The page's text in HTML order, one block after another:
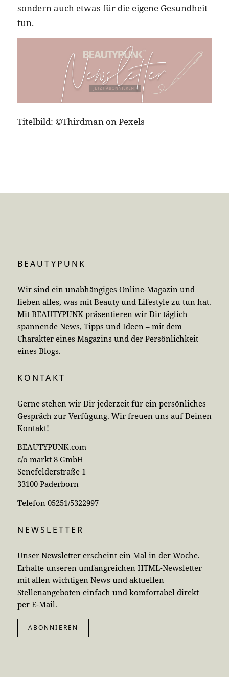
sondern auch etwas für die eigene Gesundheit
tun.
Titelbild: ©Thirdman on Pexels
BEAUTYPUNK
Wir sind ein unabhängiges Online-Magazin und
lieben alles, was mit Beauty und Lifestyle zu tun hat.
Mit BEAUTYPUNK präsentieren wir Dir täglich
spannende News, Tipps und Ideen – mit dem
Charakter eines Magazins und der Persönlichkeit
eines Blogs.
KONTAKT
Gerne stehen wir Dir jederzeit für ein persönliches
Gespräch zur Verfügung. Wir freuen uns auf Deinen
Kontakt!
BEAUTYPUNK.com
c/o markt 8 GmbH
Senefelderstraße 1
33100 Paderborn
Telefon 05251/5322997
NEWSLETTER
Unser Newsletter erscheint ein Mal in der Woche.
Erhalte unseren umfangreichen HTML-Newsletter
mit allen wichtigen News und aktuellen
Stellenangeboten einfach und komfortabel direkt
per E-Mail.
ABONNIEREN